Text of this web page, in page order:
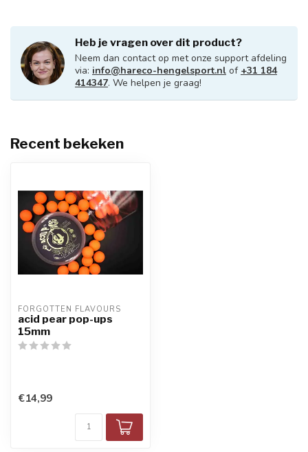
Heb je vragen over dit product?
Neem dan contact op met onze support afdeling
via: info@hareco-hengelsport.nl of +31 184
414347. We helpen je graag!
Recent bekeken
FORGOTTEN FLAVOURS
acid pear pop-ups
15mm
€14,99